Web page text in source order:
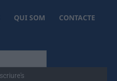
QUI SOM
CONTACTE